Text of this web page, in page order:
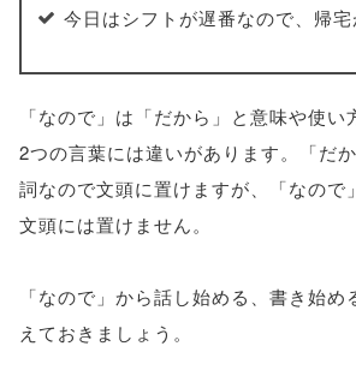
今日はシフトが遅番なので、帰宅
「なので」は「だから」と意味や使い
2つの言葉には違いがあります。「だ
詞なので文頭に置けますが、「なので
文頭には置けません。
「なので」から話し始める、書き始
えておきましょう。